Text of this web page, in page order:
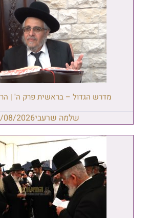
מדרש הגדול – בראשית פרק ה' |
שלמה שרעבי08/2026